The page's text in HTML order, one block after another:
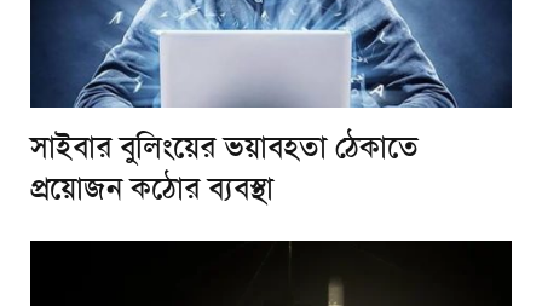
সাইবার বুলিংয়ের ভয়াবহতা ঠেকাতে
প্রয়োজন কঠোর ব্যবস্থা